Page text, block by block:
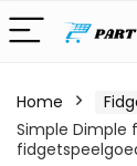
Home
Simple Dimple